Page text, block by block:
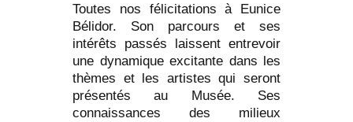
Toutes nos félicitations à Eunice
Bélidor. Son parcours et ses
intérêts passés laissent entrevoir
une dynamique excitante dans les
thèmes et les artistes qui seront
présentés au Musée. Ses
connaissances des milieux